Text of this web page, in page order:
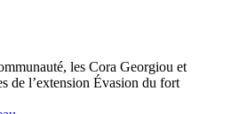
les Cora Georgiou et
de l’extension Évasion du fort